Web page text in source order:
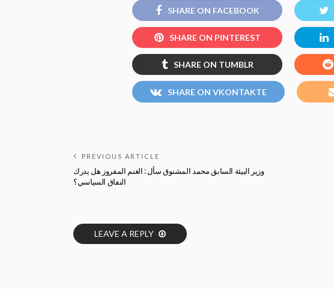
SHARE ON FACEBOOK
SHARE ON PINTEREST
SHARE ON TUMBLR
SHARE ON VKONTAKTE
PREVIOUS ARTICLE
وزير البيئة السابق محمد المشنوق سأل : الغنم المفروز هل يدرك
النفاق السياسي؟
LEAVE A REPLY